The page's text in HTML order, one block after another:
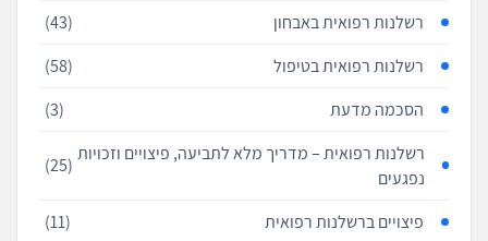
רשלנות רפואית באבחון
(43)
רשלנות רפואית בטיפול
(58)
הסכמה מדעת
(3)
רשלנות רפואית – מדריך מלא לתביעה, פיצויים וזכויות
נפגעים
(25)
פיצויים ברשלנות רפואית (11)